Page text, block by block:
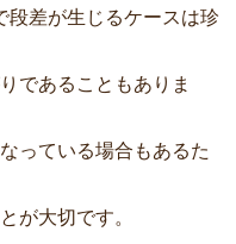
段差が生じるケースは珍
であることもありま
っている場合もあるた
が大切です。